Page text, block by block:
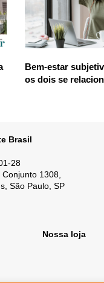
Bem-estar
os dois se
Brasil
28
Conjunto 1308,
São Paulo, SP
Nossa loja